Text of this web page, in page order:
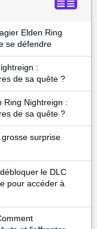
Elden Ring
se défendre
:
de sa quête ?
Ring Nightreign :
de sa quête ?
surprise
le DLC
pour accéder à